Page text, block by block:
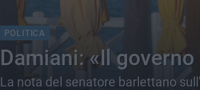
POLITICA
Damiani: «Il
La nota del senatore barlettano